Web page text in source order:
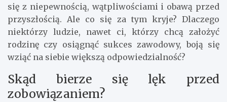
się z niepewnością, wątpliwościami i obawą przed
przyszłością. Ale co się za tym kryje? Dlaczego
niektórzy ludzie, nawet ci, którzy chcą założyć
rodzinę czy osiągnąć sukces zawodowy, boją się
wziąć na siebie większą odpowiedzialność?
Skąd bierze się lęk przed
zobowiązaniem?